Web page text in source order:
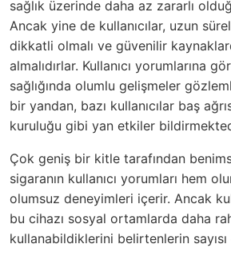
sağlık üzerinde daha az zararlı
Ancak yine de kullanıcılar, uzun
dikkatli olmalı ve güvenilir
almalıdırlar. Kullanıcı yorumlarına
sağlığında olumlu gelişmeler
bir yandan, bazı kullanıcılar baş
kuruluğu gibi yan etkiler
Çok geniş bir kitle tarafından
sigaranın kullanıcı yorumları hem
olumsuz deneyimleri içerir. Ancak
bu cihazı sosyal ortamlarda daha
kullanabildiklerini belirtenlerin